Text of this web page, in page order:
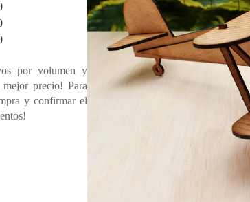
por volumen y
precio! Para
y confirmar el